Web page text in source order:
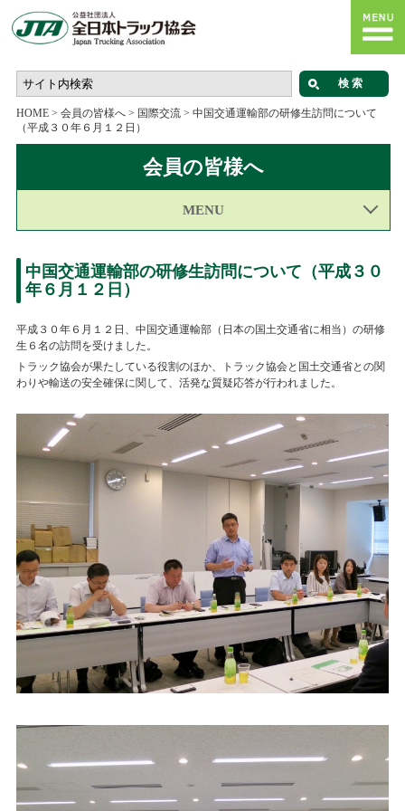
HOME> 会員の皆様へ> 国際交流> 中国交通運輸部の研修生訪問について
（平成３０年６月１２日）
会員の皆様へ
MENU
中国交通運輸部の研修生訪問について（平成３０
年６月１２日）
平成３０年６月１２日、中国交通運輸部（日本の国土交通省に相当）の研修
生６名の訪問を受けました。
トラック協会が果たしている役割のほか、トラック協会と国土交通省との関
わりや輸送の安全確保に関して、活発な質疑応答が行われました。